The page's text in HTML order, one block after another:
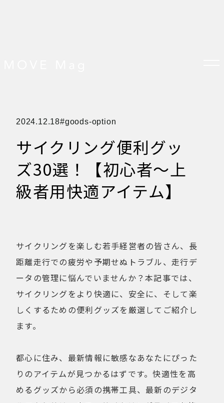
おすすめ
オプション品
お客様の声
グッズ＆オプション
クロスバイクの特徴
サイクリング ベネフィット
サイクリングする場所
サイクリング初心者
比較検討
法人向け
点検・修理サービス
痩せないことへの不満
筋トレ
自転車通勤を検討
試乗
費用について
購入前の不安
運動不足
電動自転車の特徴
2024.12.18 goods-option
サイクリング便利グッ
ズ30選！【初心者～上
級者用快適アイテム】
サイクリングを楽しむ若手経営者の皆さん、長
距離走行での疲労や予期せぬトラブル、走行デ
ータの管理に悩んでいませんか？本記事では、
サイクリングをより快適に、安全に、そして楽
しくするための便利グッズを厳選してご紹介し
ます。
都心に住み、最新情報に敏感なあなたにぴった
りのアイテムが見つかるはずです。快適性を高
めるグッズから必須の携帯工具、最新のデジタ